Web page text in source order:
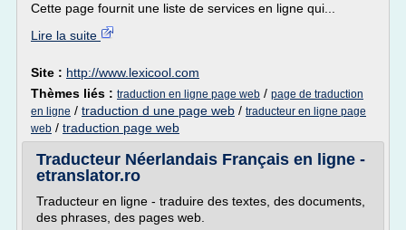
Cette page fournit une liste de services en ligne qui...
Lire la suite
Site : http://www.lexicool.com
Thèmes liés : traduction en ligne page web / page de traduction
en ligne / traduction d une page web / traducteur en ligne page
web / traduction page web
Traducteur Néerlandais Français en ligne -
etranslator.ro
Traducteur en ligne - traduire des textes, des documents,
des phrases, des pages web.